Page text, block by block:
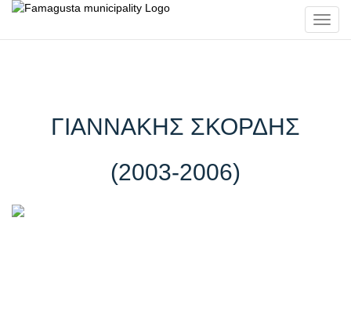
ΓΙΑΝΝΑΚΗΣ ΣΚΟΡΔΗΣ
(2003-2006)